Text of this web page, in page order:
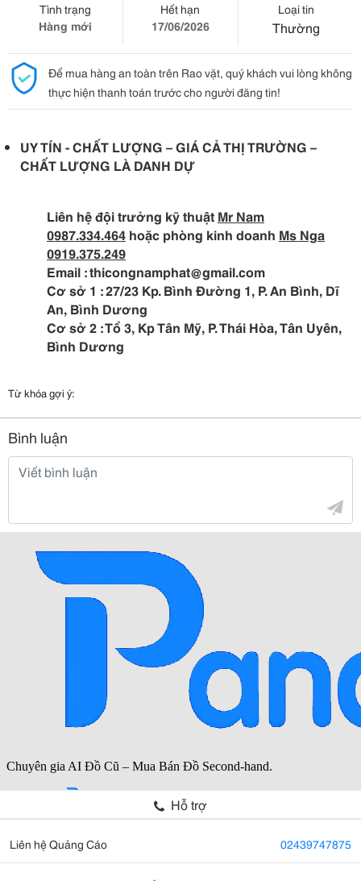
Tình trạng
Hàng mới
Hết hạn
17/06/2026
Loại tin
Thường
Để mua hàng an toàn trên Rao vặt, quý khách vui lòng không
thực hiện thanh toán trước cho người đăng tin!
UY TÍN - CHẤT LƯỢNG – GIÁ CẢ THỊ TRƯỜNG –
CHẤT LƯỢNG LÀ DANH DỰ
Liên hệ đội trưởng kỹ thuật Mr Nam
0987.334.464 hoặc phòng kinh doanh Ms Nga
0919.375.249
Email : thicongnamphat@gmail.com
Cơ sở 1 : 27/23 Kp. Bình Đường 1, P. An Bình, Dĩ
An, Bình Dương
Cơ sở 2 : Tổ 3, Kp Tân Mỹ, P. Thái Hòa, Tân Uyên,
Bình Dương
Từ khóa gợi ý:
Bình luận
Hỗ trợ
Liên hệ Quảng Cáo 02439747875